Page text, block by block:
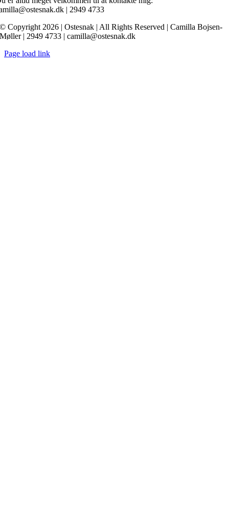
| 2949 4733
© Copyright 2026 | Ostesnak | All Rights Reserved | Camilla Bojsen-
Møller | 2949 4733 | camilla@ostesnak.dk
Page load link